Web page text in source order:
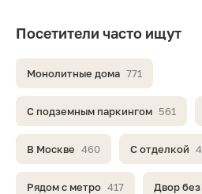
Посетители часто ищут
Монолитные дома 771
С подземным паркингом 561
В Москве 460 С отделкой
Рядом с метро 417 Двор